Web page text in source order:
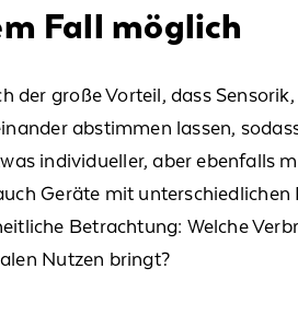
Fall möglich
der große Vorteil, dass Sensorik,
abstimmen lassen,
individueller, aber ebenfalls
Geräte mit unterschiedlichen
Betrachtung: Welche
en Nutzen bringt?